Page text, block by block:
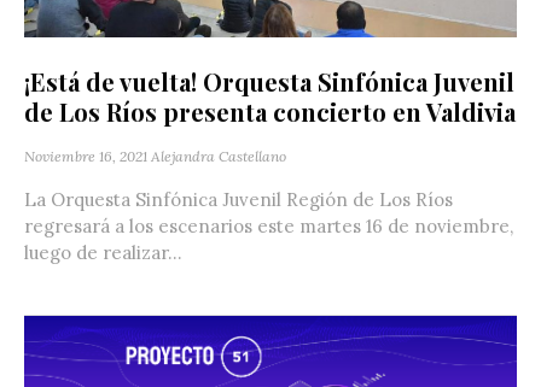
¡Está de vuelta! Orquesta Sinfónica Juvenil
de Los Ríos presenta concierto en Valdivia
Noviembre 16, 2021 Alejandra Castellano
La Orquesta Sinfónica Juvenil Región de Los Ríos
regresará a los escenarios este martes 16 de noviembre,
luego de realizar...